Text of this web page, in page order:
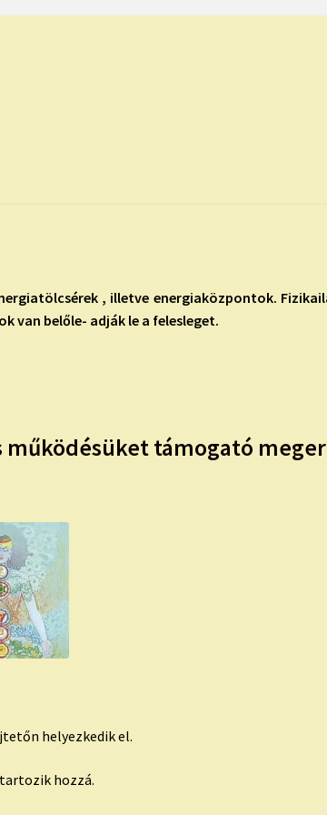
, illetve energiaközpontok.
van belőle- adják le a felesleget.
működésüket támogató
helyezkedik el.
hozzá.